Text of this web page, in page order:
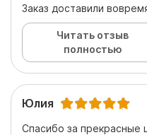
Заказ доставили
Читать отзыв
полностью
Юлия
Спасибо за прекрасные